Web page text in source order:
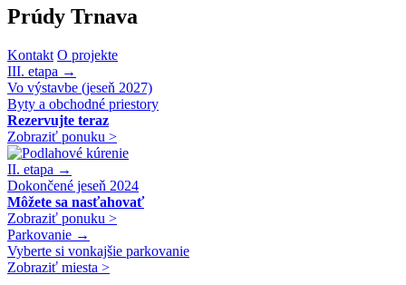
Prúdy Trnava
Kontakt O projekte
III. etapa →
Vo výstavbe (jeseň 2027)
Byty a obchodné priestory
Rezervujte teraz
Zobraziť ponuku >
II. etapa →
Dokončené jeseň 2024
Môžete sa nasťahovať
Zobraziť ponuku >
Parkovanie →
Vyberte si vonkajšie parkovanie
Zobraziť miesta >